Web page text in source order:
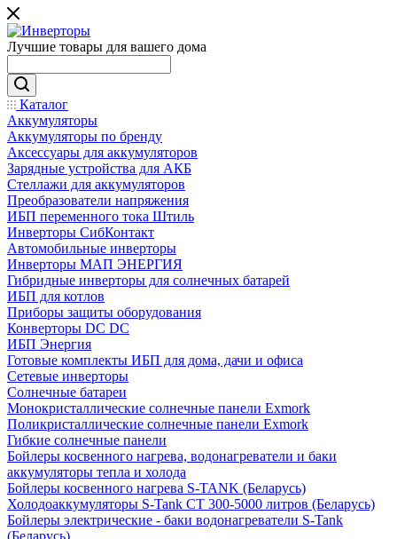
Лучшие товары для вашего дома
Каталог
Аккумуляторы
Аккумуляторы по бренду
Аксессуары для аккумуляторов
Зарядные устройства для АКБ
Стеллажи для аккумуляторов
Преобразователи напряжения
ИБП переменного тока Штиль
Инверторы СибКонтакт
Автомобильные инверторы
Инверторы МАП ЭНЕРГИЯ
Гибридные инверторы для солнечных батарей
ИБП для котлов
Приборы защиты оборудования
Конверторы DC DC
ИБП Энергия
Готовые комплекты ИБП для дома, дачи и офиса
Сетевые инверторы
Солнечные батареи
Монокристаллические солнечные панели Exmork
Поликристаллические солнечные панели Exmork
Гибкие солнечные панели
Бойлеры косвенного нагрева, водонагреватели и баки
аккумуляторы тепла и холода
Бойлеры косвенного нагрева S-TANK (Беларусь)
Холодоаккумуляторы S-Tank СТ 300-5000 литров (Беларусь)
Бойлеры электрические - баки водонагреватели S-Tank
(Беларусь)